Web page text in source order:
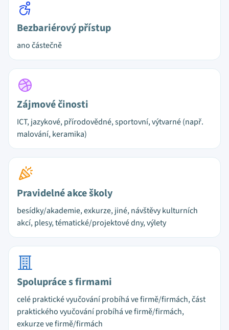
Bezbariérový přístup
ano částečně
Zájmové činosti
ICT, jazykové, přírodovědné, sportovní, výtvarné (např.
malování, keramika)
Pravidelné akce školy
besídky/akademie, exkurze, jiné, návštěvy kulturních
akcí, plesy, tématické/projektové dny, výlety
Spolupráce s firmami
celé praktické vyučování probíhá ve firmě/firmách, část
praktického vyučování probíhá ve firmě/firmách,
exkurze ve firmě/firmách